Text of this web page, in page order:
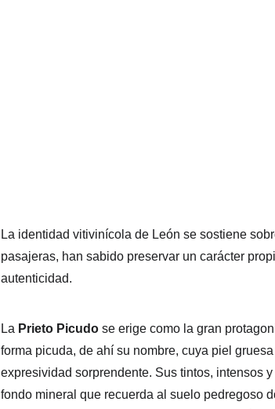
La identidad vitivinícola de León se sostiene
pasajeras, han sabido preservar un carácter
autenticidad.
La Prieto Picudo se erige como la gran
forma picuda, de ahí su nombre, cuya piel
expresividad sorprendente. Sus tintos, intensos
fondo mineral que recuerda al suelo pedregoso